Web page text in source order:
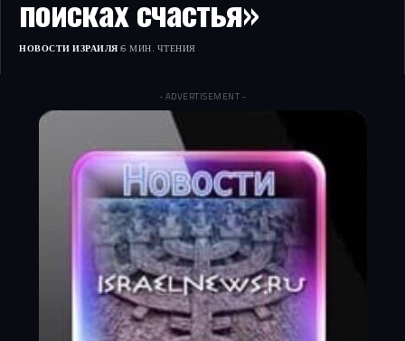
поисках счастья»
НОВОСТИ ИЗРАИЛЯ 6 МИН. ЧТЕНИЯ
- ADVERTISEMENT -